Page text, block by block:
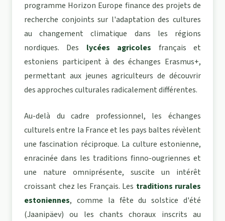
programme Horizon Europe finance des projets de
recherche conjoints sur l'adaptation des cultures
au changement climatique dans les régions
nordiques. Des lycées agricoles français et
estoniens participent à des échanges Erasmus+,
permettant aux jeunes agriculteurs de découvrir
des approches culturales radicalement différentes.
Au-delà du cadre professionnel, les échanges
culturels entre la France et les pays baltes révèlent
une fascination réciproque. La culture estonienne,
enracinée dans les traditions finno-ougriennes et
une nature omniprésente, suscite un intérêt
croissant chez les Français. Les traditions rurales
estoniennes, comme la fête du solstice d'été
(Jaanipäev) ou les chants choraux inscrits au